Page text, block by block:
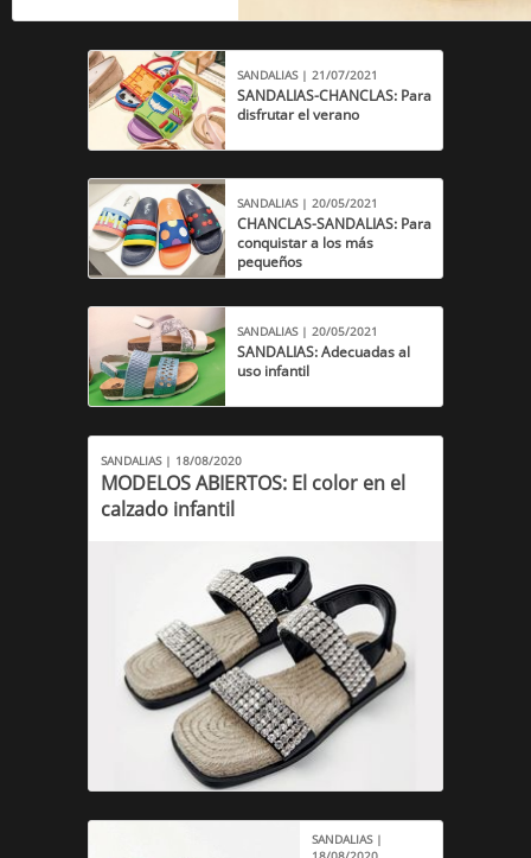
SANDALIAS | 21/07/2021
SANDALIAS-CHANCLAS: Para
disfrutar el verano
SANDALIAS | 20/05/2021
CHANCLAS-SANDALIAS: Para
conquistar a los más
pequeños
SANDALIAS | 20/05/2021
SANDALIAS: Adecuadas al
uso infantil
SANDALIAS | 18/08/2020
MODELOS ABIERTOS: El color en el
calzado infantil
SANDALIAS |